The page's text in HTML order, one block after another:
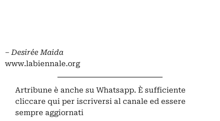
– Desirée Maida
www.labiennale.org
Artribune è anche su Whatsapp. È sufficiente
cliccare qui per iscriversi al canale ed essere
sempre aggiornati